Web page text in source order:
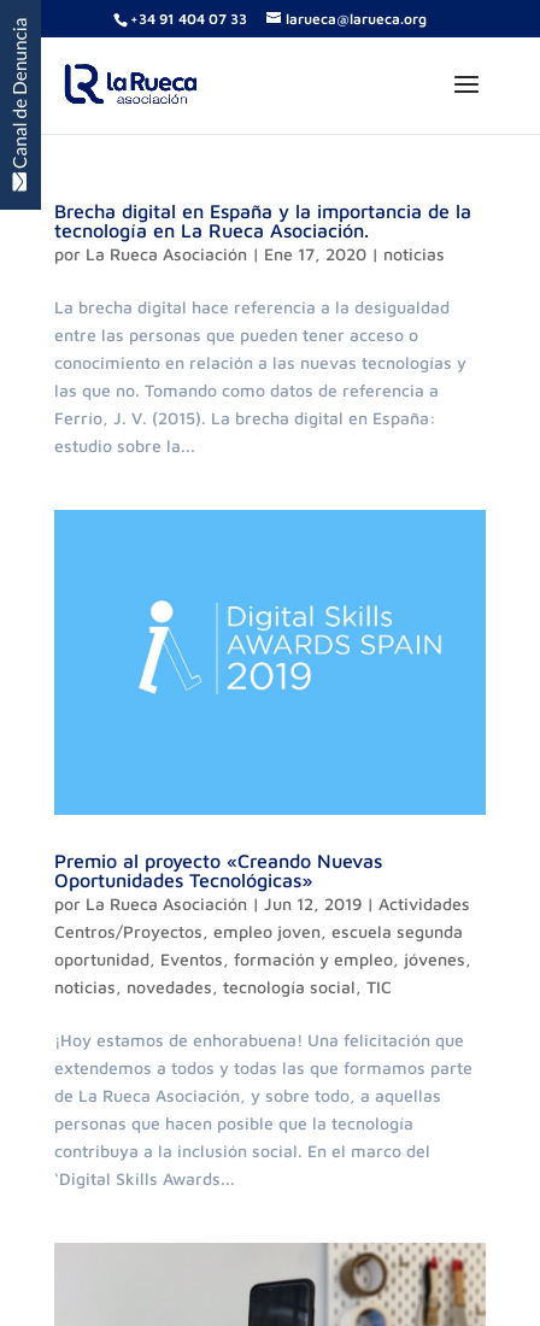
+34 91 404 07 33 larueca@larueca.org
Brecha digital en España y la importancia de la
tecnología en La Rueca Asociación.
por La Rueca Asociación| Ene 17, 2020| noticias
La brecha digital hace referencia a la desigualdad
entre las personas que pueden tener acceso o
conocimiento en relación a las nuevas tecnologías y
las que no. Tomando como datos de referencia a
Ferrío, J. V. (2015). La brecha digital en España:
estudio sobre la...
Premio al proyecto «Creando Nuevas
Oportunidades Tecnológicas»
por La Rueca Asociación| Jun 12, 2019| Actividades
Centros/Proyectos, empleo joven, escuela segunda
oportunidad, Eventos, formación y empleo, jóvenes,
noticias, novedades, tecnología social, TIC
¡Hoy estamos de enhorabuena! Una felicitación que
extendemos a todos y todas las que formamos parte
de La Rueca Asociación, y sobre todo, a aquellas
personas que hacen posible que la tecnología
contribuya a la inclusión social. En el marco del
‘Digital Skills Awards...